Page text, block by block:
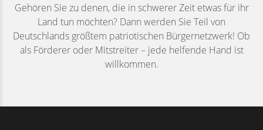
Gehören Sie zu denen, die in schwerer Zeit etwas für ihr
Land tun möchten? Dann werden Sie Teil von
Deutschlands größtem patriotischen Bürgernetzwerk! Ob
als Förderer oder Mitstreiter – jede helfende Hand ist
willkommen.